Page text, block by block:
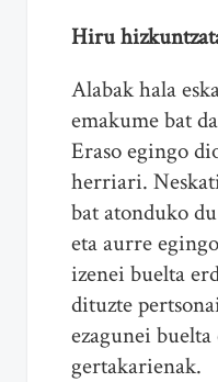
Hiru
Alabak hala
emakume bat
Eraso egingo
herriari.
bat atonduko
eta aurre
izenei buelta
dituzte
ezagunei
gertakarienak.